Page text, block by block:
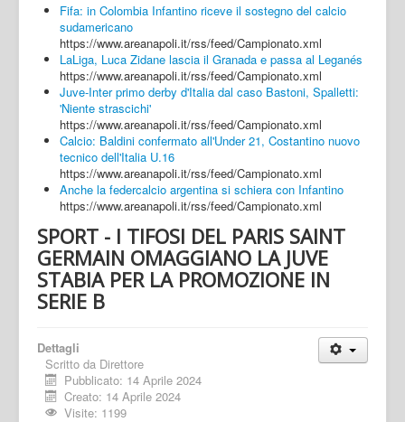
Fifa: in Colombia Infantino riceve il sostegno del calcio
sudamericano
https://www.areanapoli.it/rss/feed/Campionato.xml
LaLiga, Luca Zidane lascia il Granada e passa al Leganés
https://www.areanapoli.it/rss/feed/Campionato.xml
Juve-Inter primo derby d'Italia dal caso Bastoni, Spalletti:
'Niente strascichi'
https://www.areanapoli.it/rss/feed/Campionato.xml
Calcio: Baldini confermato all'Under 21, Costantino nuovo
tecnico dell'Italia U.16
https://www.areanapoli.it/rss/feed/Campionato.xml
Anche la federcalcio argentina si schiera con Infantino
https://www.areanapoli.it/rss/feed/Campionato.xml
SPORT - I TIFOSI DEL PARIS SAINT
GERMAIN OMAGGIANO LA JUVE
STABIA PER LA PROMOZIONE IN
SERIE B
Dettagli
Scritto da Direttore
Pubblicato: 14 Aprile 2024
Creato: 14 Aprile 2024
Visite: 1199